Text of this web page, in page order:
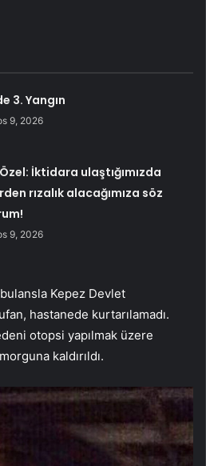
3. Yangın
9, 2026
İktidara ulaştığımızda
rızalık alacağımıza söz
9, 2026
Kepez Devlet
hastanede kurtarılamadı.
otopsi yapılmak üzere
kaldırıldı.